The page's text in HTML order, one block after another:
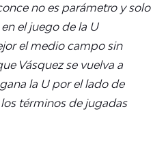
no es parámetro y solo
el juego de la U
el medio campo sin
Vásquez se vuelva a
la U por el lado de
términos de jugadas